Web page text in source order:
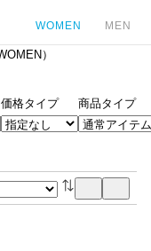
WOMEN MEN
）
価格タイプ 商品タイプ